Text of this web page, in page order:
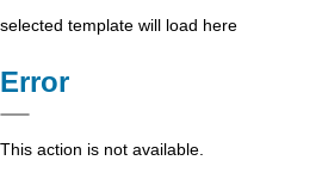
selected template will load here
Error
This action is not available.